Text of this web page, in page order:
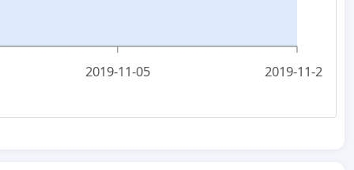
2019-11-05 2019-11-25